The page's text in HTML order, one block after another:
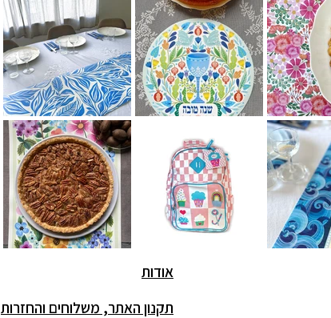
אודות
תקנון האתר, משלוחים והחזרות